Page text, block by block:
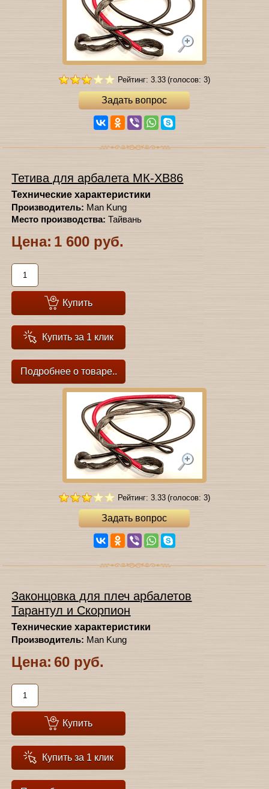
Рейтинг: 3.33 (голосов: 3)
Задать вопрос
Тетива для арбалета МК-ХВ86
Технические характеристики
Производитель: Man Kung
Место производства: Тайвань
Цена: 1 600 руб.
Купить
Купить за 1 клик
Подробнее о товаре..
Рейтинг: 3.33 (голосов: 3)
Задать вопрос
Законцовка для плеч арбалетов
Тарантул и Скорпион
Технические характеристики
Производитель: Man Kung
Цена: 60 руб.
Купить
Купить за 1 клик